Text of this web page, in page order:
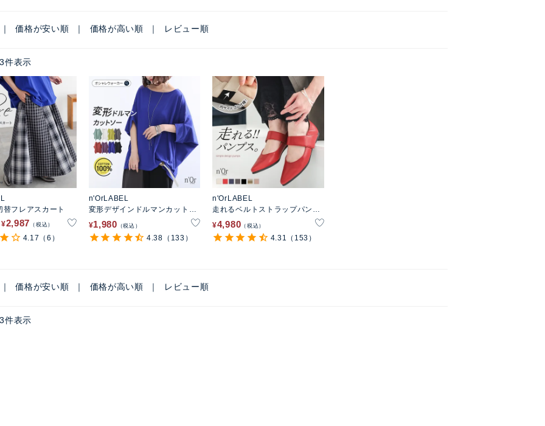
価格が安い順 価格が高い順 レビュー順
3件表示
替フレアスカート
¥2,987 税込
4.17 （6）
n'OrLABEL
変形デザインドルマンカットソ
ー
¥1,980 税込
4.38 （133）
n'OrLABEL
走れるベルトストラップパンプ
ス
¥4,980 税込
4.31 （153）
価格が安い順 価格が高い順 レビュー順
3件表示